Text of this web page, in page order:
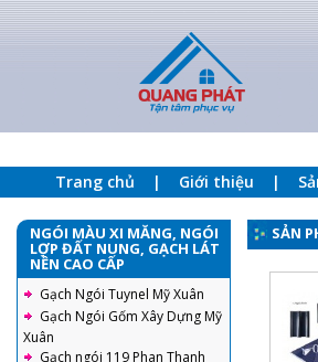
Trang chủ Giới thiệu
NGÓI MÀU XI MĂNG, NGÓI
LỢP ĐẤT NUNG, GẠCH LÁT
NỀN CAO CẤP
Gạch Ngói Tuynel Mỹ Xuân
Gạch Ngói Gốm Xây Dựng Mỹ
Xuân
Gạch ngói 119 Phan Thanh
SẢN